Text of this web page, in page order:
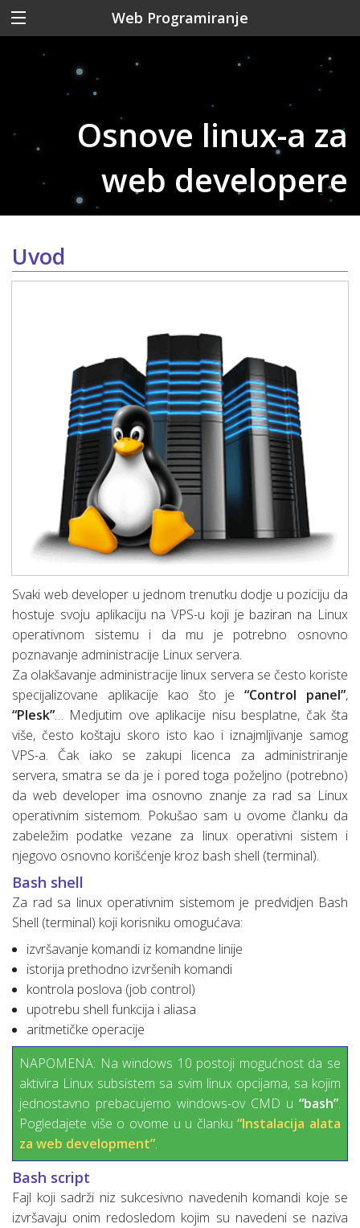
Web Programiranje
Osnove linux-a za
web developere
Uvod
Svaki web developer u jednom trenutku dodje u poziciju da
hostuje svoju aplikaciju na VPS-u koji je baziran na Linux
operativnom sistemu i da mu je potrebno osnovno
poznavanje administracije Linux servera.
Za olakšavanje administracije linux servera se često koriste
specijalizovane aplikacije kao što je“Control panel”,
“Plesk”… Medjutim ove aplikacije nisu besplatne, čak šta
više, često koštaju skoro isto kao i iznajmljivanje samog
VPS-a. Čak iako se zakupi licenca za administriranje
servera, smatra se da je i pored toga poželjno (potrebno)
da web developer ima osnovno znanje za rad sa Linux
operativnim sistemom. Pokušao sam u ovome članku da
zabeležim podatke vezane za linux operativni sistem i
njegovo osnovno korišćenje kroz bash shell (terminal).
Bash shell
Za rad sa linux operativnim sistemom je predvidjen Bash
Shell (terminal) koji korisniku omogućava:
izvršavanje komandi iz komandne linije
istorija prethodno izvršenih komandi
kontrola poslova (job control)
upotrebu shell funkcija i aliasa
aritmetičke operacije
NAPOMENA: Na windows 10 postoji mogućnost da se
aktivira Linux subsistem sa svim linux opcijama, sa kojim
jednostavno prebacujemo windows-ov CMD u “bash”.
Pogledajete više o ovome u u članku“Instalacija alata
za web development”.
Bash script
Fajl koji sadrži niz sukcesivno navedenih komandi koje se
izvršavaju onim redosledom kojim su navedeni se naziva